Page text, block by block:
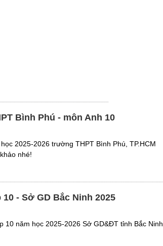
Bình Phú - môn Anh 10
2025-2026 trường THPT Bình Phú, TP.HCM
nhé!
- Sở GD Bắc Ninh 2025
10 năm học 2025-2026 Sở GD&ĐT tỉnh Bắc Ninh